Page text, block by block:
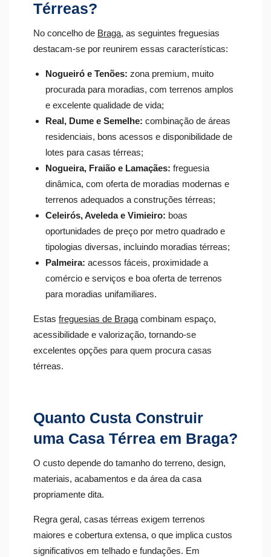
Térreas?
No concelho de Braga, as seguintes freguesias
destacam-se por reunirem essas características:
Nogueiró e Tenões: zona premium, muito
procurada para moradias, com terrenos amplos
e excelente qualidade de vida;
Real, Dume e Semelhe: combinação de áreas
residenciais, bons acessos e disponibilidade de
lotes para casas térreas;
Nogueira, Fraião e Lamaçães: freguesia
dinâmica, com oferta de moradias modernas e
terrenos adequados a construções térreas;
Celeirós, Aveleda e Vimieiro: boas
oportunidades de preço por metro quadrado e
tipologias diversas, incluindo moradias térreas;
Palmeira: acessos fáceis, proximidade a
comércio e serviços e boa oferta de terrenos
para moradias unifamiliares.
Estas freguesias de Braga combinam espaço,
acessibilidade e valorização, tornando-se
excelentes opções para quem procura casas
térreas.
Quanto Custa Construir
uma Casa Térrea em Braga?
O custo depende do tamanho do terreno, design,
materiais, acabamentos e da área da casa
propriamente dita.
Regra geral, casas térreas exigem terrenos
maiores e cobertura extensa, o que implica custos
significativos em telhado e fundações. Em